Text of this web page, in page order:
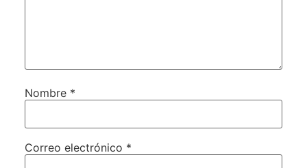
Nombre *
Correo electrónico *